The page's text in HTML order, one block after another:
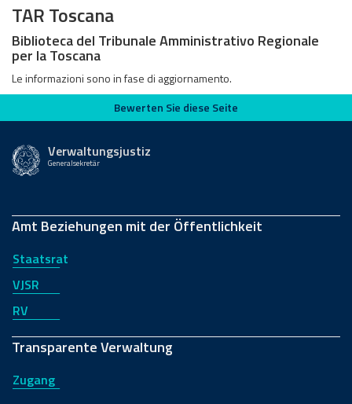
TAR Toscana
Biblioteca del Tribunale Amministrativo Regionale
per la Toscana
Le informazioni sono in fase di aggiornamento.
Bewerten Sie diese Seite
Bewerten Sie diese Seite
Verwaltungsjustiz
Generalsekretär
Amt Beziehungen mit der Öffentlichkeit
Staatsrat
VJSR
RV
Transparente Verwaltung
Zugang